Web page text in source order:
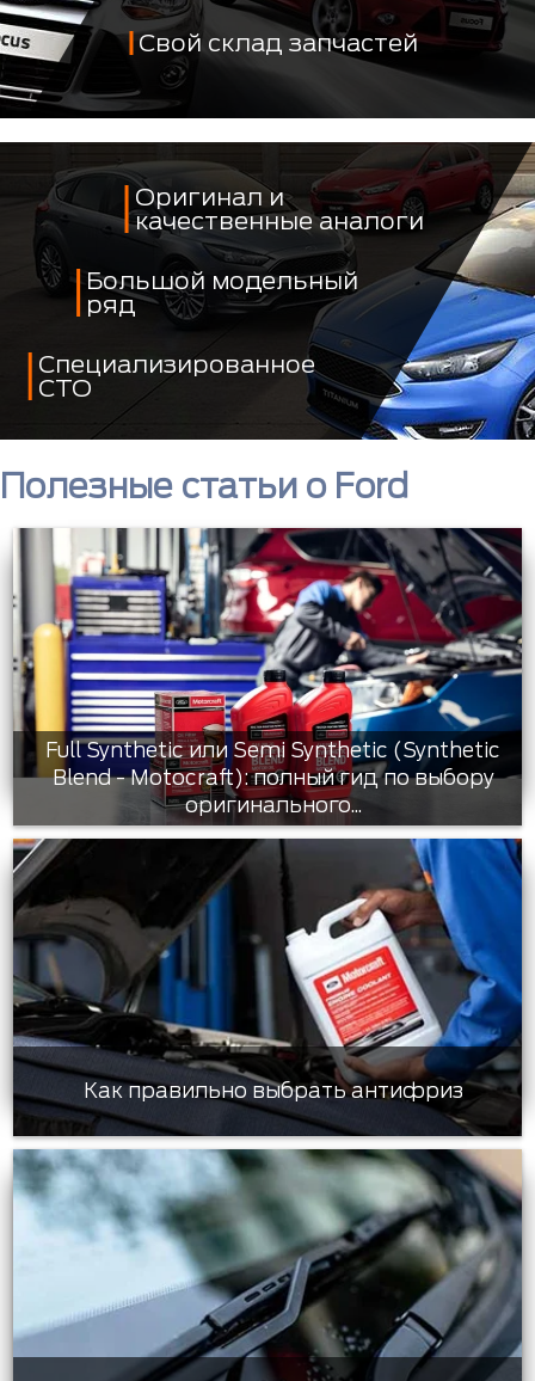
Свой склад запчастей
Оригинал и
качественные аналоги
Большой модельный
ряд
Специализированное
СТО
Полезные статьи о Ford
Full Synthetic или Semi Synthetic (Synthetic
Blend - Motocraft): полный гид по выбору
оригинального...
Как правильно выбрать антифриз